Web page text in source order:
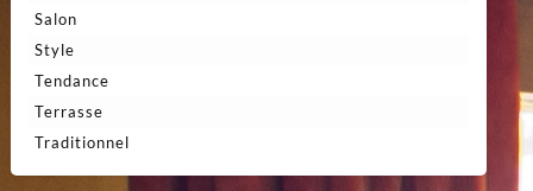
Salon
Style
Tendance
Terrasse
Traditionnel